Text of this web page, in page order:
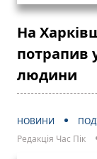
На
потрапив
людини
НОВИНИ
Редакція Час Пік